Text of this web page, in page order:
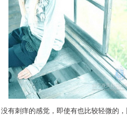
刺痒的感觉，即使有也比较轻微的，